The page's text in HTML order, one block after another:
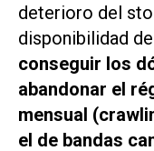
deterioro del
disponibilidad
conseguir los
abandonar el
mensual
el de bandas